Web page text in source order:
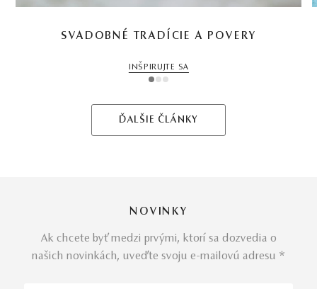
SVADOBNÉ TRADÍCIE A POVERY
INŠPIRUJTE SA
1 2 3
ĎALŠIE ČLÁNKY
NOVINKY
Ak chcete byť medzi prvými, ktorí sa dozvedia o
našich novinkách, uveďte svoju e-mailovú adresu *